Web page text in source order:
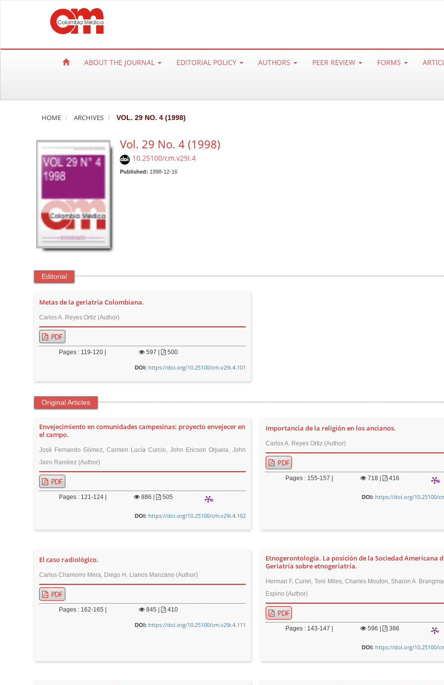
ABOUT THE JOURNAL EDITORIAL POLICY AUTHORS PEER REVIEW FORMS
HOME ARCHIVES VOL. 29 NO. 4 (1998)
Vol. 29 No. 4 (1998)
10.25100/cm.v29i.4
Published: 1998-12-16
Editorial
Metas de la geriatría Colombiana.
Carlos A. Reyes Ortiz (Author)
PDF
Pages : 119-120 | 597 | 500
DOI: https://doi.org/10.25100/cm.v29i.4.101
Original Articles
Envejecimiento en comunidades campesinas: proyecto envejecer en
el campo.
José Fernando Gómez, Carmen Lucía Curcio, John Ericson Orjuela, John
Jairo Ramírez (Author)
PDF
Pages : 121-124 | 886 | 505
DOI: https://doi.org/10.25100/cm.v29i.4.102
Importancia de la religión en los ancianos.
Carlos A. Reyes Ortiz (Author)
PDF
Pages : 155-157 | 718 | 416
DOI: https://doi.org/10.25100/
El caso radiológico.
Carlos Chamorro Mera, Diego H. Llanos Manzano (Author)
PDF
Pages : 162-165 | 845 | 410
DOI: https://doi.org/10.25100/cm.v29i.4.111
Etnogerontología. La posición de la Sociedad Americana
Geriatría sobre etnogeriatría.
Herman F. Curiel, Toni Miles, Charles Mouton, Sharon A.
Espino (Author)
PDF
Pages : 143-147 | 596 | 386
DOI: https://doi.org/10.25100/